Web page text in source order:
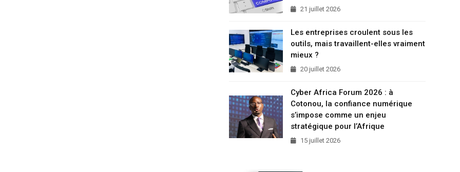
21 juillet 2026
Les entreprises croulent sous les
outils, mais travaillent-elles vraiment
mieux ?
20 juillet 2026
Cyber Africa Forum 2026 : à
Cotonou, la confiance numérique
s’impose comme un enjeu
stratégique pour l’Afrique
15 juillet 2026